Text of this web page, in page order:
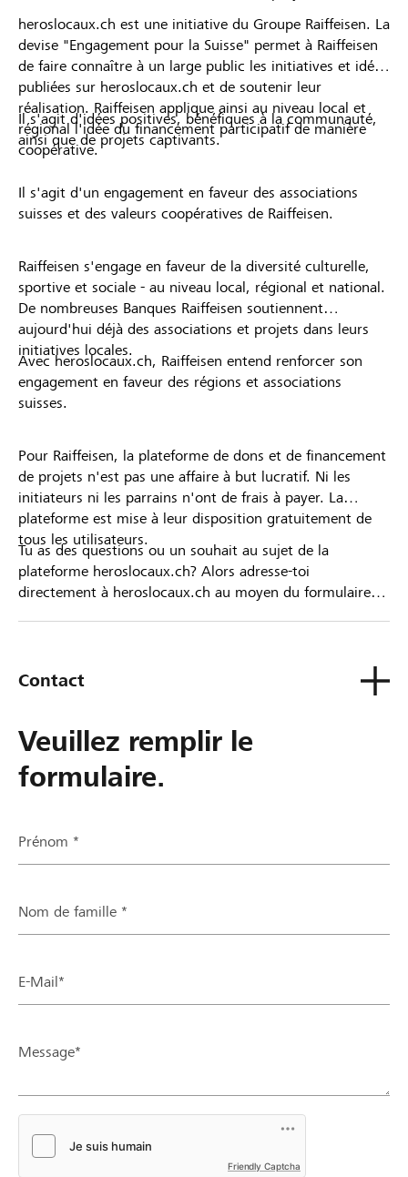
heroslocaux.ch est une initiative du Groupe Raiffeisen. La
devise "Engagement pour la Suisse" permet à Raiffeisen
de faire connaître à un large public les initiatives et idées
publiées sur heroslocaux.ch et de soutenir leur
réalisation. Raiffeisen applique ainsi au niveau local et
régional l'idée du financement participatif de manière
coopérative.
Il s'agit d'idées positives, bénéfiques à la communauté,
ainsi que de projets captivants.
Il s'agit d'un engagement en faveur des associations
suisses et des valeurs coopératives de Raiffeisen.
Raiffeisen s'engage en faveur de la diversité culturelle,
sportive et sociale - au niveau local, régional et national.
De nombreuses Banques Raiffeisen soutiennent
aujourd'hui déjà des associations et projets dans leurs
initiatives locales.
Avec heroslocaux.ch, Raiffeisen entend renforcer son
engagement en faveur des régions et associations
suisses.
Pour Raiffeisen, la plateforme de dons et de financement
de projets n'est pas une affaire à but lucratif. Ni les
initiateurs ni les parrains n'ont de frais à payer. La
plateforme est mise à leur disposition gratuitement de
tous les utilisateurs.
Tu as des questions ou un souhait au sujet de la
plateforme heroslocaux.ch? Alors adresse-toi
directement à heroslocaux.ch au moyen du formulaire
Contact
Veuillez remplir le
formulaire.
Prénom *
Nom de famille *
E-Mail*
Message*
Friendly Captcha